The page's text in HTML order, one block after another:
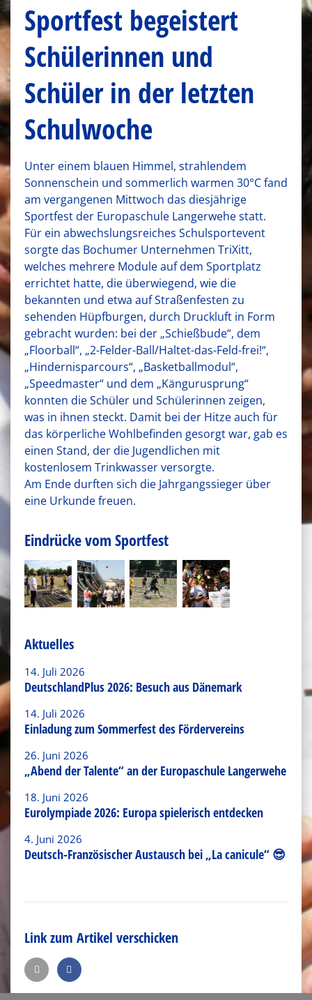
Sportfest begeistert
Schülerinnen und
Schüler in der letzten
Schulwoche
Unter einem blauen Himmel, strahlendem
Sonnenschein und sommerlich warmen 30°C fand
am vergangenen Mittwoch das diesjährige
Sportfest der Europaschule Langerwehe statt.
Für ein abwechslungsreiches Schulsportevent
sorgte das Bochumer Unternehmen TriXitt,
welches mehrere Module auf dem Sportplatz
errichtet hatte, die überwiegend, wie die
bekannten und etwa auf Straßenfesten zu
sehenden Hüpfburgen, durch Druckluft in Form
gebracht wurden: bei der „Schießbude“, dem
„Floorball“, „2-Felder-Ball/Haltet-das-Feld-frei!“,
„Hindernisparcours“, „Basketballmodul“,
„Speedmaster“ und dem „Kängurusprung“
konnten die Schüler und Schülerinnen zeigen,
was in ihnen steckt. Damit bei der Hitze auch für
das körperliche Wohlbefinden gesorgt war, gab es
einen Stand, der die Jugendlichen mit
kostenlosem Trinkwasser versorgte.
Am Ende durften sich die Jahrgangssieger über
eine Urkunde freuen.
Eindrücke vom Sportfest
Aktuelles
14. Juli 2026
DeutschlandPlus 2026: Besuch aus Dänemark
14. Juli 2026
Einladung zum Sommerfest des Fördervereins
26. Juni 2026
„Abend der Talente“ an der Europaschule Langerwehe
18. Juni 2026
Eurolympiade 2026: Europa spielerisch entdecken
4. Juni 2026
Deutsch-Französischer Austausch bei „La canicule“ 😎
Link zum Artikel verschicken